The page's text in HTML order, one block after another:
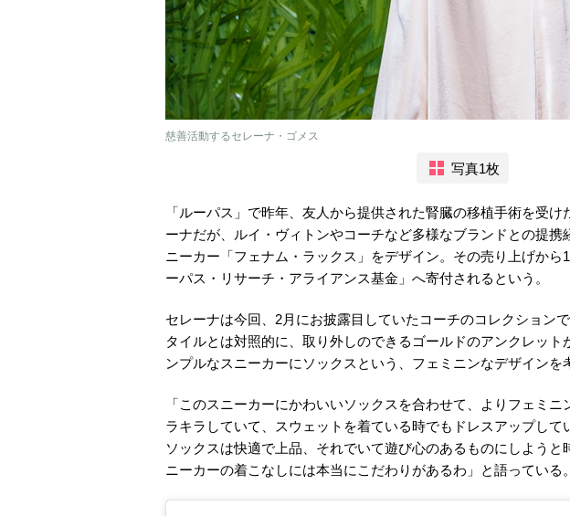
慈善活動するセレーナ・ゴメス
写真1枚
「ルーパス」で昨年、友人から提供された腎臓の移植手術を受
ーナだが、ルイ・ヴィトンやコーチなど多様なブランドとの提携
ニーカー「フェナム・ラックス」をデザイン。その売り上げから
ーパス・リサーチ・アライアンス基金」へ寄付されるという。
セレーナは今回、2月にお披露目していたコーチのコレクション
タイルとは対照的に、取り外しのできるゴールドのアンクレッ
ンプルなスニーカーにソックスという、フェミニンなデザインを
「このスニーカーにかわいいソックスを合わせて、よりフェミ
ラキラしていて、スウェットを着ている時でもドレスアップして
ソックスは快適で上品、それでいて遊び心のあるものにしようと
ニーカーの着こなしには本当にこだわりがあるわ」と語っている。